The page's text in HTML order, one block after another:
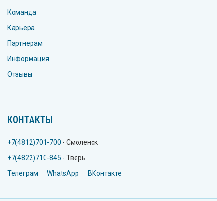
Команда
Карьера
Партнерам
Информация
Отзывы
КОНТАКТЫ
+7(4812)701-700 - Смоленск
+7(4822)710-845 - Тверь
Телеграм
WhatsApp ВКонтакте